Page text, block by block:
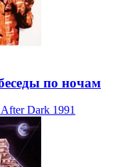
по ночам
Dark 1991